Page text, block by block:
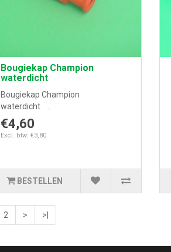
Bougiekap Champion
waterdicht
Bougiekap Champion
waterdicht ..
€4,60
Excl. btw: €3,80
BESTELLEN
2 > >|